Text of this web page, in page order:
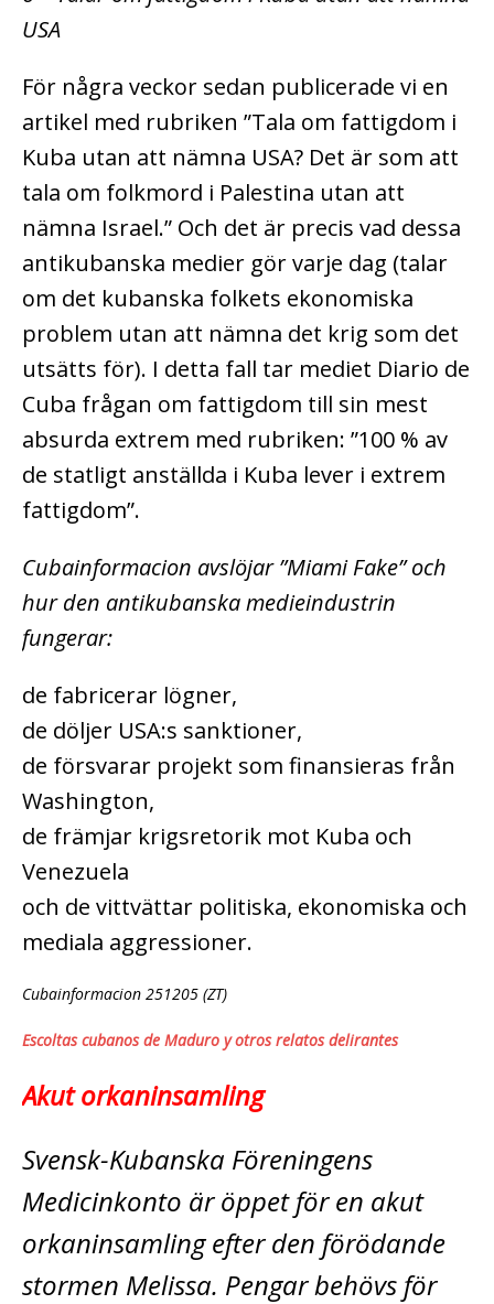
USA
För några veckor sedan publicerade vi en
artikel med rubriken ”Tala om fattigdom i
Kuba utan att nämna USA? Det är som att
tala om folkmord i Palestina utan att
nämna Israel.” Och det är precis vad dessa
antikubanska medier gör varje dag (talar
om det kubanska folkets ekonomiska
problem utan att nämna det krig som det
utsätts för). I detta fall tar mediet Diario de
Cuba frågan om fattigdom till sin mest
absurda extrem med rubriken: ”100 % av
de statligt anställda i Kuba lever i extrem
fattigdom”.
Cubainformacion avslöjar ”Miami Fake” och
hur den antikubanska medieindustrin
fungerar:
de fabricerar lögner,
de döljer USA:s sanktioner,
de försvarar projekt som finansieras från
Washington,
de främjar krigsretorik mot Kuba och
Venezuela
och de vittvättar politiska, ekonomiska och
mediala aggressioner.
Cubainformacion 251205 (ZT)
Escoltas cubanos de Maduro y otros relatos delirantes
Akut orkaninsamling
Svensk-Kubanska Föreningens
Medicinkonto är öppet för en akut
orkaninsamling­ efter den förödande
stormen Melissa. Pengar behövs för